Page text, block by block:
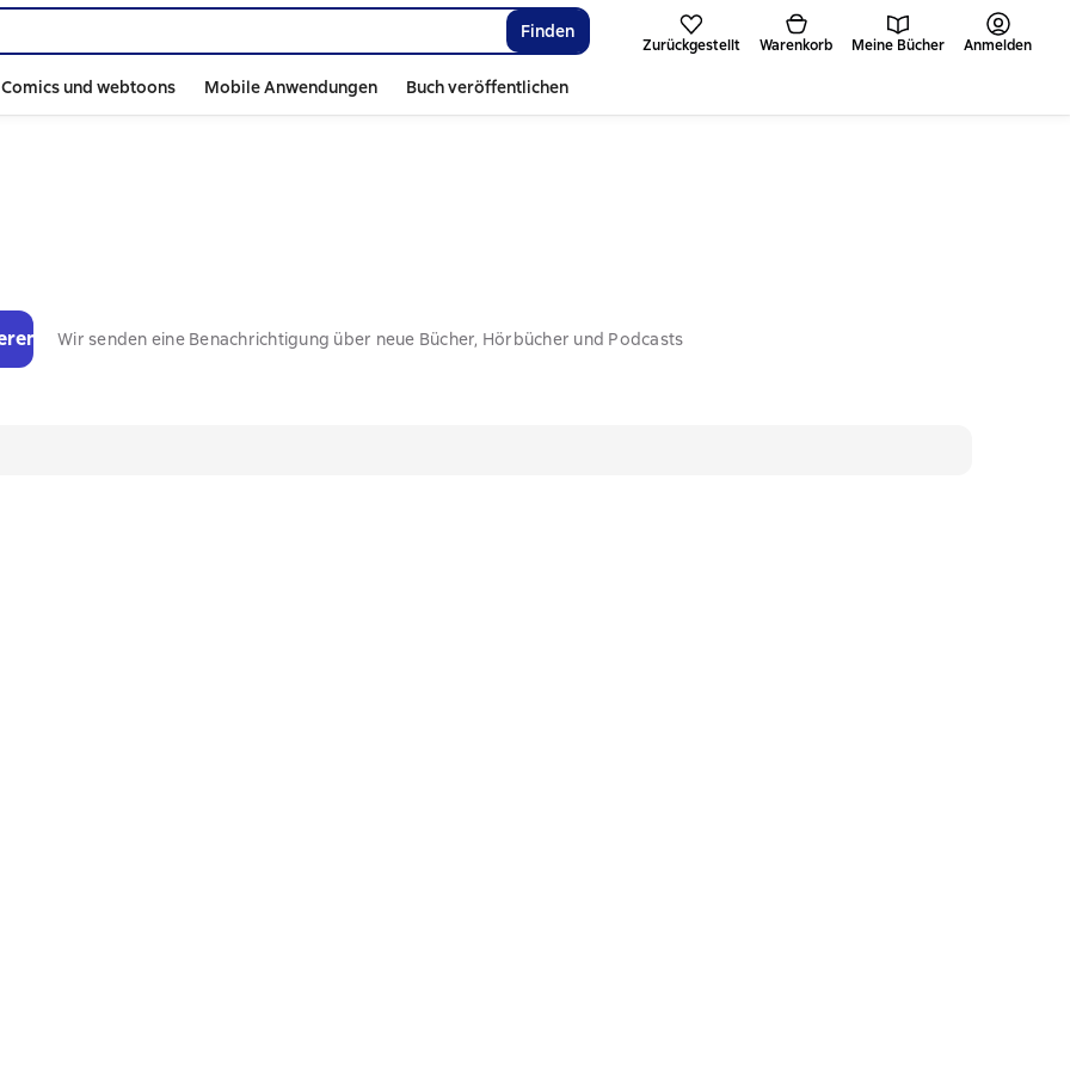
Finden
Zurückgestellt Warenkorb Meine Bücher Anmelden
Comics und webtoons Mobile Anwendungen Buch veröffentlichen
Wir senden eine Benachrichtigung über neue Bücher, Hörbücher und Podcasts
в лагерях смерти